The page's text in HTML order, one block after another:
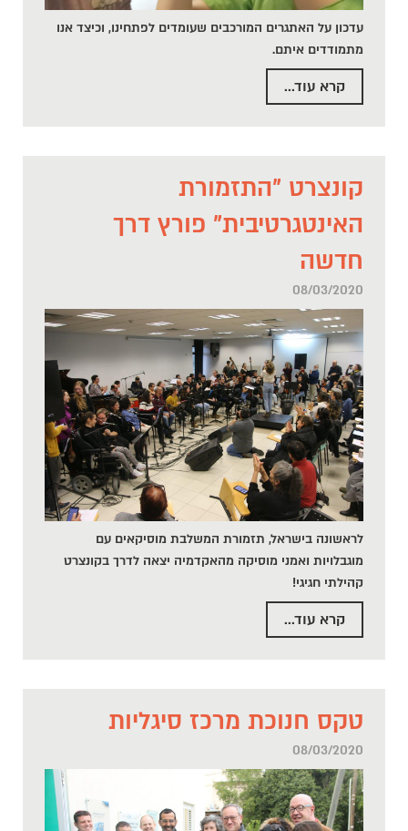
עדכון על האתגרים המורכבים שעומדים לפתחינו, וכיצד אנו
מתמודדים איתם.
קרא עוד...
קונצרט "התזמורת
האינטגרטיבית" פורץ דרך
חדשה
08/03/2020
לראשונה בישראל, תזמורת המשלבת מוסיקאים עם
מוגבלויות ואמני מוסיקה מהאקדמיה יצאה לדרך בקונצרט
קהילתי חגיגי!
קרא עוד...
טקס חנוכת מרכז סיגליות
08/03/2020